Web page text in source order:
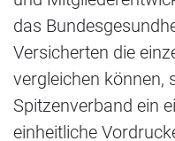
das
Versicherten die
vergleichen können,
Spitzenverband ein
einheitliche